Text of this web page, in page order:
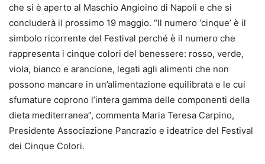
che si è aperto al Maschio Angioino di Napoli e che si
concluderà il prossimo 19 maggio. “Il numero ‘cinque’ è il
simbolo ricorrente del Festival perché è il numero che
rappresenta i cinque colori del benessere: rosso, verde,
viola, bianco e arancione, legati agli alimenti che non
possono mancare in un’alimentazione equilibrata e le cui
sfumature coprono l’intera gamma delle componenti della
dieta mediterranea”, commenta Maria Teresa Carpino,
Presidente Associazione Pancrazio e ideatrice del Festival
dei Cinque Colori.